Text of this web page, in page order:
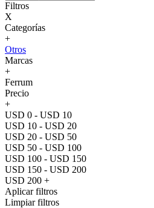
Filtros
X
Categorías
+
Otros
Marcas
+
Ferrum
Precio
+
USD 0 - USD 10
USD 10 - USD 20
USD 20 - USD 50
USD 50 - USD 100
USD 100 - USD 150
USD 150 - USD 200
USD 200 +
Aplicar filtros
Limpiar filtros